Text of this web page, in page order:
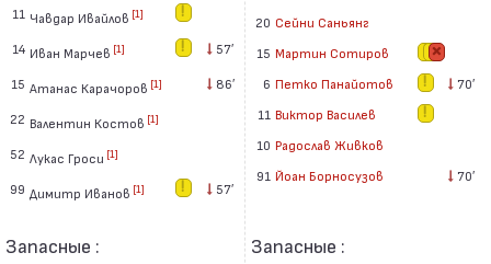
11 Чавдар Ивайлов [1]
14 Иван Марчев [1] 57′
15 Атанас Карачоров [1] 86′
22 Валентин Костов [1]
52 Лукас Гроси [1]
99 Димитр Иванов [1] 57′
Запасные :
20 Сейни Саньянг
15 Мартин Сотиров
6 Петко Панайотов
70′
11 Виктор Василев
10 Радослав Живков
91 Йоан Борносузов 70′
Запасные :